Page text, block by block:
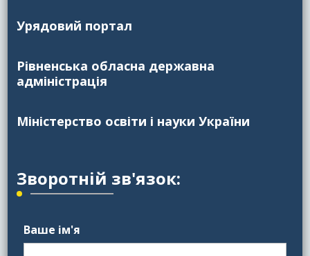
Урядовий портал
Рівненська обласна державна
адміністрація
Міністерство освіти і науки України
Зворотній зв'язок:
Ваше ім'я